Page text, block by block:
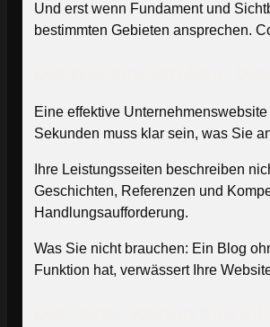
Und erst wenn Fundament und
bestimmten Gebieten ansprechen.
Eine effektive
Sekunden muss klar sein, was Sie
Ihre Leistungsseiten beschreiben
Geschichten, Referenzen und
Handlungsaufforderung.
Was Sie nicht brauchen: Ein Blog
Funktion hat, verwässert Ihre